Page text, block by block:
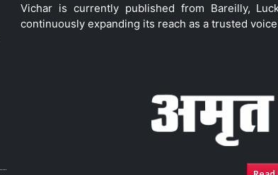
Vichar is currently published from Bareilly,
continuously expanding its reach as a trusted